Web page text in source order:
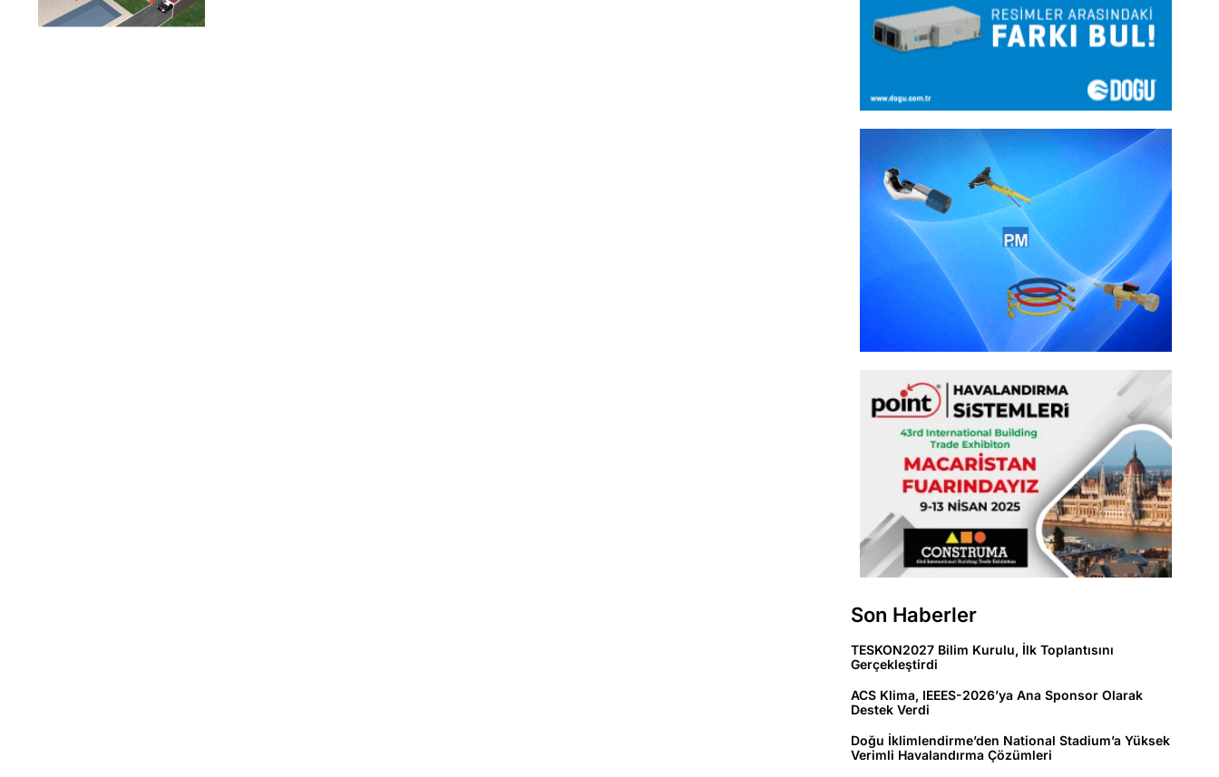
Son Haberler
TESKON2027 Bilim Kurulu, İlk Toplantısını
Gerçekleştirdi
ACS Klima, IEEES-2026’ya Ana Sponsor Olarak
Destek Verdi
Doğu İklimlendirme’den National Stadium’a Yüksek
Verimli Havalandırma Çözümleri